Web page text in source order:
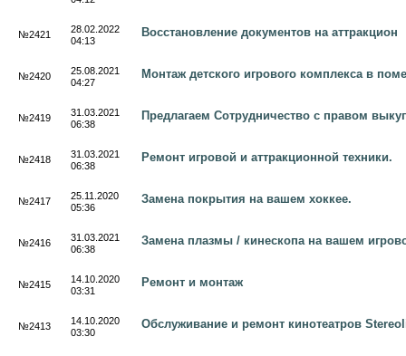
№2421
28.02.2022
04:13
Восстановление документов на аттракцион
№2420
25.08.2021
04:27
Монтаж детского игрового комплекса в
№2419
31.03.2021
06:38
Предлагаем Сотрудничество с правом
№2418
31.03.2021
06:38
Ремонт игровой и аттракционной техники.
№2417
25.11.2020
05:36
Замена покрытия на вашем хоккее.
№2416
31.03.2021
06:38
Замена плазмы / кинескопа на вашем
№2415
14.10.2020
03:31
Ремонт и монтаж
№2413
14.10.2020
03:30
Обслуживание и ремонт кинотеатров